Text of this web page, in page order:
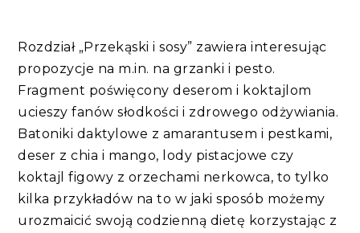
Rozdział „Przekąski i sosy” zawiera interesując
propozycje na m.in. na grzanki i pesto.
Fragment poświęcony deserom i koktajlom
ucieszy fanów słodkości i zdrowego odżywiania.
Batoniki daktylowe z amarantusem i pestkami,
deser z chia i mango, lody pistacjowe czy
koktajl figowy z orzechami nerkowca, to tylko
kilka przykładów na to w jaki sposób możemy
urozmaicić swoją codzienną dietę korzystając z